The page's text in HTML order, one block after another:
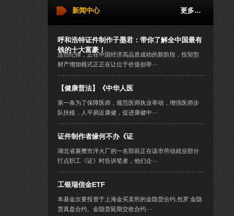
更多…
新闻中心
呼和浩特证件制作子墨君：带你了解全中国最有
钱的十大富豪！
这些纪律，正在中国经济高品质成幼的新阶段，投契型
财产增加模式正正在让位于价值创举···
【健康普法】《中华人医
第一条为了保障医师，规范医师执业举动，增强医师步
队扶植，人平易近康健，促进康健中···
证件制作者缘何不办《证
湖北省襄樊市洋火厂的一名部前正在该市劳动就业部分
打点职工《证》时告诉笔者，他们企···
工银瑞信金ETF
本基金次要投资于上海金买卖所的金隐货合约,包罗:金隐
货真盘合约、金隐货延期交收合约···